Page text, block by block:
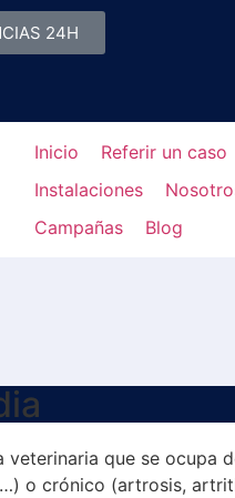
24H
Inicio Referir un caso
Instalaciones
Campañas
Blog
que se
o crónico (artrosis,